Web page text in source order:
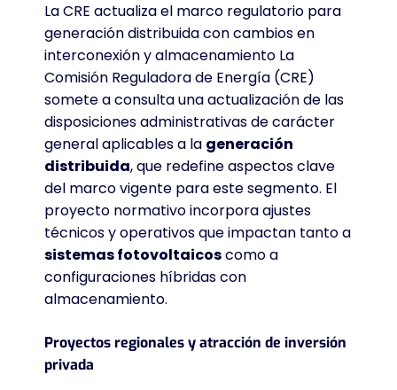
La CRE actualiza el marco regulatorio para
generación distribuida con cambios en
interconexión y almacenamiento La
Comisión Reguladora de Energía (CRE)
somete a consulta una actualización de las
disposiciones administrativas de carácter
general aplicables a la generación
distribuida, que redefine aspectos clave
del marco vigente para este segmento. El
proyecto normativo incorpora ajustes
técnicos y operativos que impactan tanto a
sistemas fotovoltaicoscomo a
configuraciones híbridas con
almacenamiento.
Proyectos regionales y atracción de inversión
privada